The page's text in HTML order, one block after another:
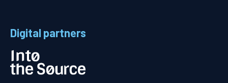
Digital partners